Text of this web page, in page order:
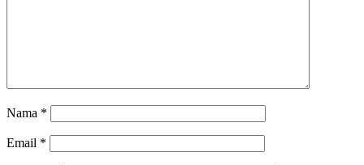
Nama *
Email *